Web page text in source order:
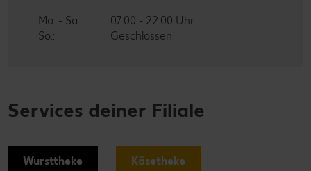
Mo. - Sa.:
07:00 - 22:00 Uhr
So.:
Geschlossen
Services deiner Filiale
Wursttheke Käsetheke